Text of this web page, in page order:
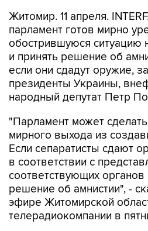
Житомир. 11 апреля.
парламент готов мирно
обострившуюся ситуацию
и принять решение об
если они сдадут оружие,
президенты Украины,
народный депутат Петр
"Парламент может
мирного выхода из
Если сепаратисты сдают
в соответствии с
соответствующих
решение об амнистии", -
эфире Житомирской
телерадиокомпании в